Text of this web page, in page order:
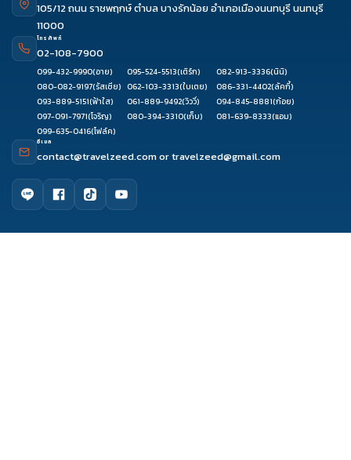
105/12 ถนน ราชพฤกษ์ ตำบล บางรักน้อย อำเภอเมืองนนทบุรี นนทบุรี
11000
โทรศัพท์
02-108-7900
099-432-9990(อาย) 095-524-5513(เติร์ก) 082-913-3336(นินิ)
080-082-9197(รัสเซีย) 062-103-3313(ใบเตย) 086-331-4402(ลัคกี้)
093-889-5151(ฟ้าใส) 061-889-9492(วิววี่) 094-845-8881(ก้อย)
097-091-7971(โจริญ) 080-394-3310(เก็บ) 081-639-8333(แอม)
099-635-0416(โฟล์ค)
อีเมล
contact@travelzeed.comortravelzeed@gmail.com